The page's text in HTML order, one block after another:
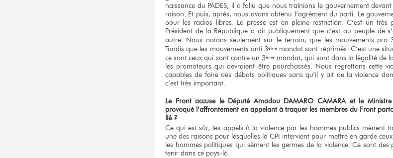
naissance du PADES, il a fallu que nous traînions le gouvernement
raison. Et puis, après, nous avons obtenu l’agrément du parti. Le
pour les radios libres. La presse est en pleine restriction. C’est un très
Président de la République a dit publiquement que c’est au peuple de
autre. Nous notons seulement sur le terrain, que les mouvements pro
Tandis que les mouvements anti 3èmemandat sont réprimés. C’est une
ce sont ceux qui sont contre un 3ème mandat, qui sont dans la légalité de
les promoteurs qui devraient être pourchassés. Nous regrettons cette
capables de faire des débats politiques sans qu’il y ait de la violence
c’est très important.
Le Front accuse le Député Amadou DAMARO CAMARA et le Ministre
provoqué l’affrontement en appelant à traquerles membres du Front
lié ?
Ce qui est sûr, les appels à la violence par les hommes publics mènent
une des raisons pour lesquelles la CPI intervient pour mettre en garde
les hommes politiques qui sèment les germes de la violence. Ce sont
tenir dans ce pays-là.